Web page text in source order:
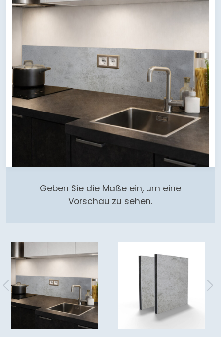
Geben Sie die Maße ein, um eine
Vorschau zu sehen.